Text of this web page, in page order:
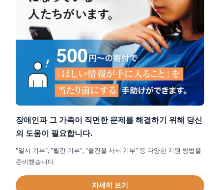
장애인과 그 가족이 직면한 문제를 해결하기 위해 당신
의 도움이 필요합니다.
"일시 기부", "월간 기부", "물건을 사서 기부" 등 다양한 지원 방법을
준비했습니다.
자세히 보기